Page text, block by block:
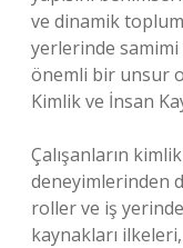
ve dinamik toplum
yerlerinde samimi
önemli bir unsur
Kimlik ve İnsan
Çalışanların
deneyimlerinden
roller ve iş
kaynakları